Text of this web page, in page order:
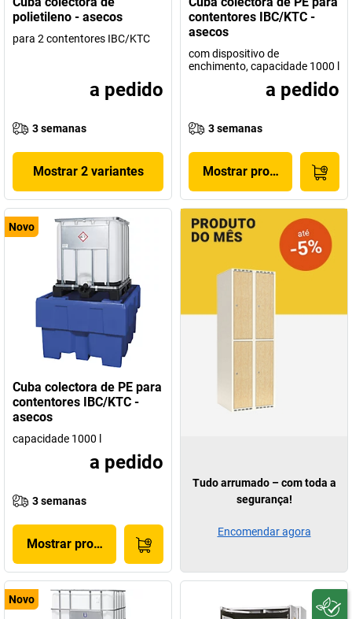
polietileno - asecos
para 2 contentores IBC/KTC
a pedido
3 semanas
Mostrar 2 variantes
contentores IBC/KTC -
asecos
com dispositivo de
enchimento, capacidade 1000 l
a pedido
3 semanas
Mostrar produto
Novo
Cuba colectora de PE para
contentores IBC/KTC -
asecos
capacidade 1000 l
a pedido
3 semanas
Mostrar produto
Novo
Tudo arrumado – com toda a
segurança!
Encomendar agora